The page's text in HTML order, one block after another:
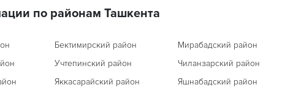
по районам Ташкента
Бектимирский район Мирабадский район
Учтепинский район Чиланзарский район
Яккасарайский район Яшнабадский район